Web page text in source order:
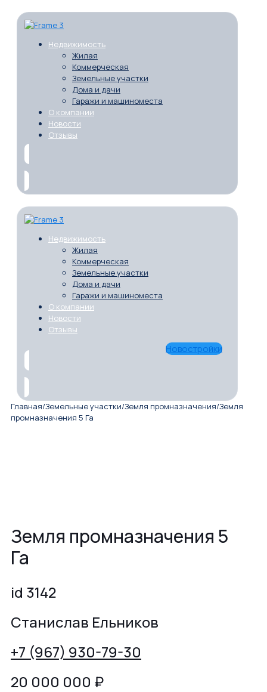
Недвижимость
Жилая
Коммерческая
Земельные участки
Дома и дачи
Гаражи и машиноместа
О компании
Новости
Отзывы
Недвижимость
Жилая
Коммерческая
Земельные участки
Дома и дачи
Гаражи и машиноместа
О компании
Новости
Отзывы
Новостройки
Главная/Земельные участки/Земля промназначения/Земля
промназначения 5 Га
Земля промназначения 5
Га
id 3142
Станислав Ельников
+7 (967) 930-79-30
20 000 000 ₽